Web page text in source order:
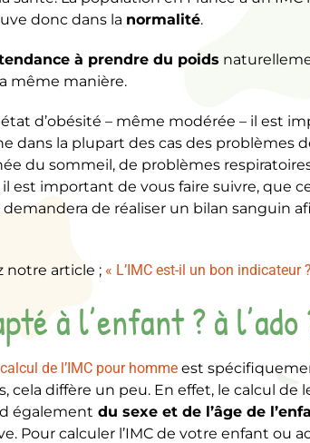
donc dans la normalité.
à prendre du poids
même manière.
d’obésité – même modérée – il est
dans la plupart des cas des problèmes
du sommeil, de problèmes
il est important de vous faire suivre, que
de réaliser un bilan sanguin
notre article ; « L’IMC est-il un bon indicateur
à l’enfant ? à l’ado
calcul de l’IMC pour hommeest
cela diffère un peu. En effet, le calcul de
également du sexe et de l’âge de
Pour calculer l’IMC de votre enfant ou